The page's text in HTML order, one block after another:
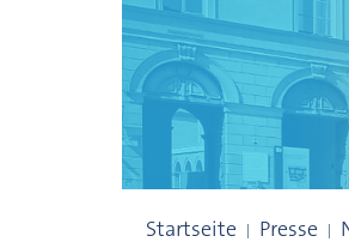
Startseite Presse